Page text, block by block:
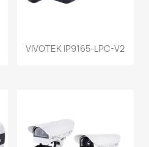
VIVOTEK IP9165-LPC-V2